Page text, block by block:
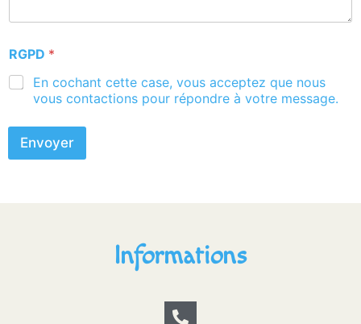
RGPD *
En cochant cette case, vous acceptez que nous
vous contactions pour répondre à votre message.
Envoyer
Informations